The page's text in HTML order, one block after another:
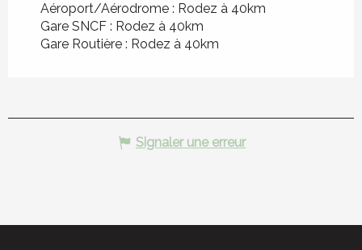
Aéroport/Aérodrome : Rodez à 40km
Gare SNCF : Rodez à 40km
Gare Routière : Rodez à 40km
Signaler une erreur